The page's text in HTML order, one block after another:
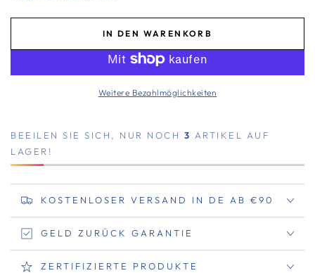
IN DEN WARENKORB
Weitere Bezahlmöglichkeiten
BEEILEN SIE SICH, NUR NOCH 3 ARTIKEL AUF
LAGER!
KOSTENLOSER VERSAND IN DE AB €90
GELD ZURÜCK GARANTIE
ZERTIFIZIERTE PRODUKTE